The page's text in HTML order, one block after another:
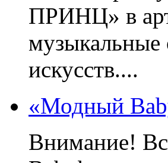
ПРИНЦ» в
музыкальные
искусств....
«Модный
Внимание!